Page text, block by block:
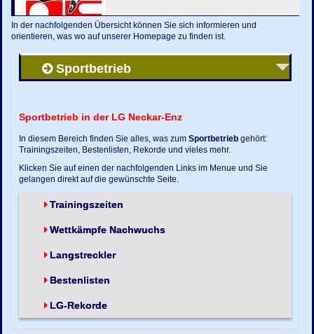
In der nachfolgenden Übersicht können Sie sich informieren und
orientieren, was wo auf unserer Homepage zu finden ist.
Sportbetrieb
Sportbetrieb in der LG Neckar-Enz
In diesem Bereich finden Sie alles, was zumSportbetrieb gehört:
Trainingszeiten, Bestenlisten, Rekorde und vieles mehr.
Klicken Sie auf einen der nachfolgenden Links im Menue und Sie
gelangen direkt auf die gewünschte Seite.
Trainingszeiten
Wettkämpfe Nachwuchs
Langstreckler
Bestenlisten
LG-Rekorde